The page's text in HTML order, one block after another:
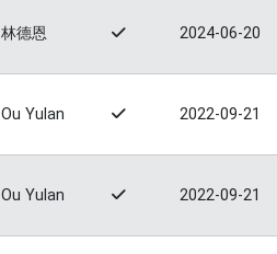
林德恩 2024-06-20
Ou Yulan 2022-09-21
Ou Yulan 2022-09-21